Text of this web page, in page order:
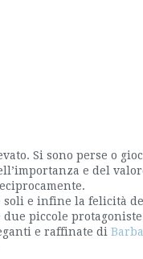
Si sono perse o
e del
soli e infine la felicità
piccole
e raffinate di